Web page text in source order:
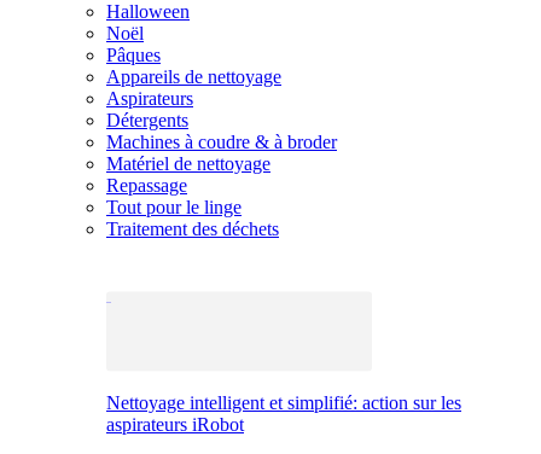
Halloween
Noël
Pâques
Appareils de nettoyage
Aspirateurs
Détergents
Machines à coudre & à broder
Matériel de nettoyage
Repassage
Tout pour le linge
Traitement des déchets
Nettoyage intelligent et simplifié: action sur les
aspirateurs iRobot